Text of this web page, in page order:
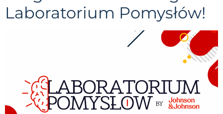
Laboratorium Pomysłów!